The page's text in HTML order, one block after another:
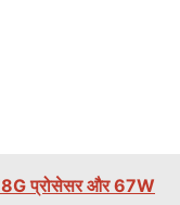
प्रोसेसर और 67W